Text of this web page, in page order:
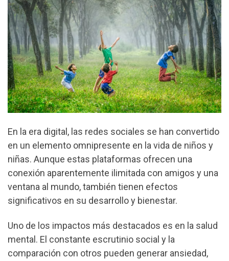
En la era digital, las redes sociales se han convertido
en un elemento omnipresente en la vida de niños y
niñas. Aunque estas plataformas ofrecen una
conexión aparentemente ilimitada con amigos y una
ventana al mundo, también tienen efectos
significativos en su desarrollo y bienestar.
Uno de los impactos más destacados es en la salud
mental. El constante escrutinio social y la
comparación con otros pueden generar ansiedad,